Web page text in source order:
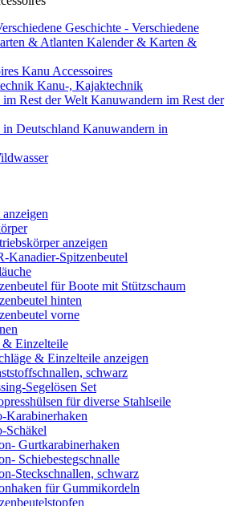
Geschichte - Verschiedene
Kalender & Karten &
Kanu Accessoires
Kanu-, Kajaktechnik
Kanuwandern im Rest der
Kanuwandern in
anzeigen
Kanadier-Spitzenbeutel
für Boote mit Stützschaum
hinten
vorne
& Einzelteile
& Einzelteile anzeigen
schwarz
Segelösen Set
für diverse Stahlseile
Karabinerhaken
Schäkel
Gurtkarabinerhaken
Schiebestegschnalle
Steckschnallen, schwarz
für Gummikordeln